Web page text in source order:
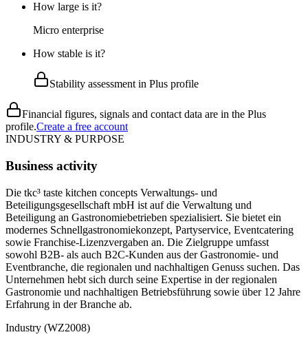
How large is it?
Micro enterprise
How stable is it?
Stability assessment in Plus profile
Financial figures, signals and contact data are in the Plus
profile.Create a free account
INDUSTRY & PURPOSE
Business activity
Die tkc³ taste kitchen concepts Verwaltungs- und
Beteiligungsgesellschaft mbH ist auf die Verwaltung und
Beteiligung an Gastronomiebetrieben spezialisiert. Sie bietet ein
modernes Schnellgastronomiekonzept, Partyservice, Eventcatering
sowie Franchise-Lizenzvergaben an. Die Zielgruppe umfasst
sowohl B2B- als auch B2C-Kunden aus der Gastronomie- und
Eventbranche, die regionalen und nachhaltigen Genuss suchen. Das
Unternehmen hebt sich durch seine Expertise in der regionalen
Gastronomie und nachhaltigen Betriebsführung sowie über 12 Jahre
Erfahrung in der Branche ab.
Industry (WZ2008)